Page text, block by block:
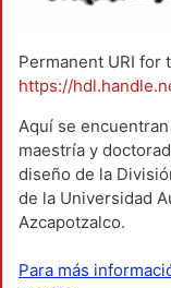
Permanent URI for
https://
Aquí se
maestría y
diseño de la
de la Universidad
Azcapotzalco.
Para más